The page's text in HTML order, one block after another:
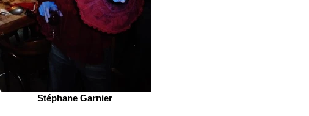
Stéphane Garnier